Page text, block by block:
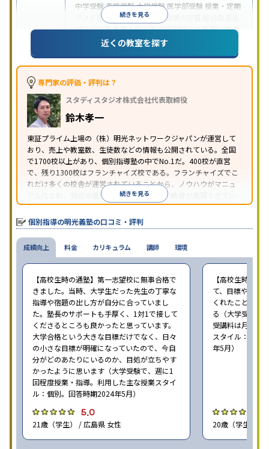
続きを見る
中学受験高校受験大学受験 医学部受験 授業・定期
テスト対策
内申点対策 学習習慣の定着
(旧AO)対策推薦入試対策学校別特化対策国公立大
私大対策共通テスト対策
英語・英会話特化
対策その他科目別特化対策
特徴
中高一貫校生に対応
の振替可能
を利用オンライン対応1科目から受講可能
習のみの受講可
り
※2023年3月調査。小学校高学年の個別指導塾アンケート調査方法を参
近くの教室を探す
専門家の評価・評判は？
スタディスタジオ株式会社代表取締役
鈴木孝一
東証プライム上場の（株）明光ネットワークジャパンが運営して
おり、売上や教室数、生徒数などの情報も公開されている。全国
で1700校以上があり、個別指導塾の中でNo.1だ。400校が直営
で、残り1300校はフランチャイズ校である。フランチャイズでこ
れだけ多くの校舎が運営されていることから、ノウハウがマニュ
アル化され、特定の優秀な人材に依存しない教育が実現できてい
ることが推測される。
続きを見る
個別指導の明光義塾の口コミ・評判
成績向上
【高校生時の通塾】第一志望校に無事合格で
きました。当時、大学生だった先生の丁寧な
指導や宿題の出し方が自分に合っていまし
た。塾長のサポートも手厚く、1対1で接して
くださるところも良かったと思っています。
大学合格という大きな目標だけでなく、日々
の小さな目標が明確になっていたので、今自
分がどのあたりにいるのか、目処が立ちやす
かったように思います（大学受験で、週に1
回程度授業・指導。利用した主な授業スタイ
ル：個別。回答時期2024年5月）
5.0
21歳（学生） / 広島県 女性
【高校生時の通
て、目標や勉強
くれたことが、
る（大学受験で
受講料は月
スタイル：個別
年5月）
20歳（学生） /
料金 カリキュラム 講師 環境